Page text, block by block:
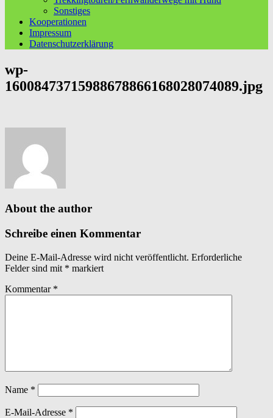
Sonstiges
Kooperationen
Impressum
Datenschutzerklärung
wp-
16008473715988678866168028074089.jpg
About the author
Schreibe einen Kommentar
Deine E-Mail-Adresse wird nicht veröffentlicht. Erforderliche
Felder sind mit * markiert
Kommentar *
Name *
E-Mail-Adresse *